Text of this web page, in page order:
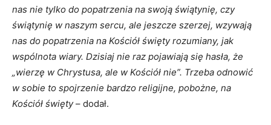
nas nie tylko do popatrzenia na swoją świątynię, czy
świątynię w naszym sercu, ale jeszcze szerzej, wzywają
nas do popatrzenia na Kościół święty rozumiany, jak
wspólnota wiary. Dzisiaj nie raz pojawiają się hasła, że
„wierzę w Chrystusa, ale w Kościół nie”. Trzeba odnowić
w sobie to spojrzenie bardzo religijne, pobożne, na
Kościół święty– dodał.